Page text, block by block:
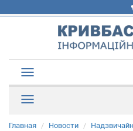
Главная Новости